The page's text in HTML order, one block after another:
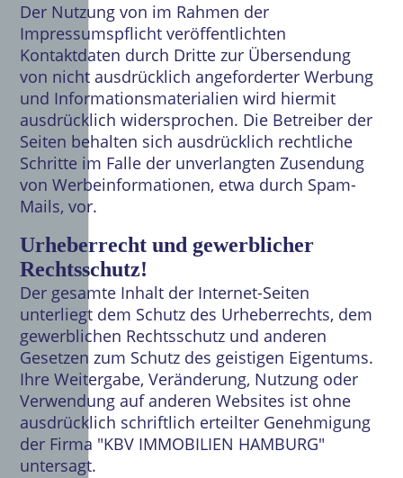
Der Nutzung von im Rahmen der
Impressumspflicht veröffentlichten
Kontaktdaten durch Dritte zur Übersendung
von nicht ausdrücklich angeforderter Werbung
und Informationsmaterialien wird hiermit
ausdrücklich widersprochen. Die Betreiber der
Seiten behalten sich ausdrücklich rechtliche
Schritte im Falle der unverlangten Zusendung
von Werbeinformationen, etwa durch Spam-
Mails, vor.
Urheberrecht und gewerblicher
Rechtsschutz!
Der gesamte Inhalt der Internet-Seiten
unterliegt dem Schutz des Urheberrechts, dem
gewerblichen Rechtsschutz und anderen
Gesetzen zum Schutz des geistigen Eigentums.
Ihre Weitergabe, Veränderung, Nutzung oder
Verwendung auf anderen Websites ist ohne
ausdrücklich schriftlich erteilter Genehmigung
der Firma "KBV IMMOBILIEN HAMBURG"
untersagt.